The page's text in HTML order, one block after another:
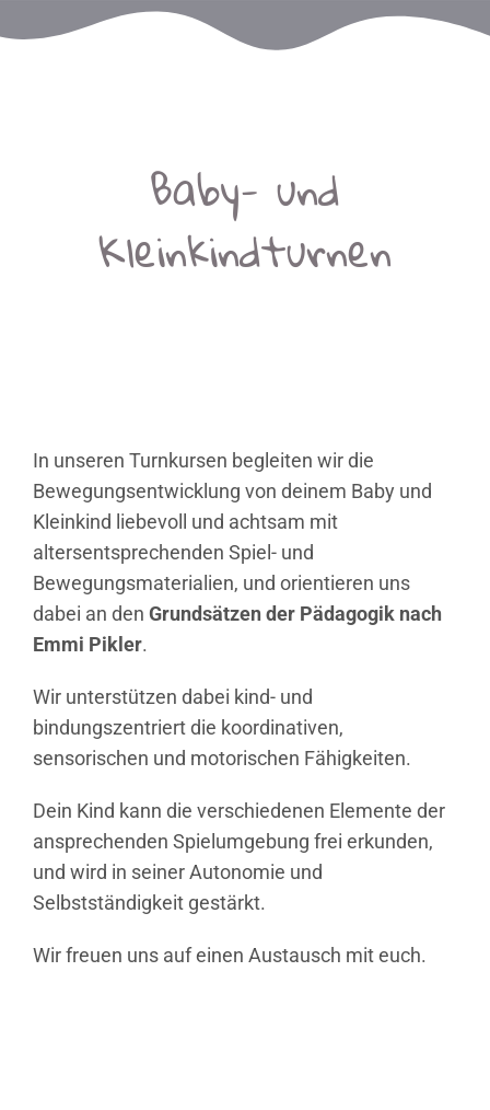
Baby- und
Kleinkindturnen
In unseren Turnkursen begleiten wir die
Bewegungsentwicklung von deinem Baby und
Kleinkind liebevoll und achtsam mit
altersentsprechenden Spiel- und
Bewegungsmaterialien, und orientieren uns
dabei an den Grundsätzen der Pädagogik nach
Emmi Pikler.
Wir unterstützen dabei kind- und
bindungszentriertdie koordinativen,
sensorischen und motorischen Fähigkeiten.
Dein Kind kann die verschiedenen Elemente der
ansprechenden Spielumgebung frei erkunden,
und wird in seiner Autonomie und
Selbstständigkeit gestärkt.
Wir freuen uns auf einen Austausch mit euch.